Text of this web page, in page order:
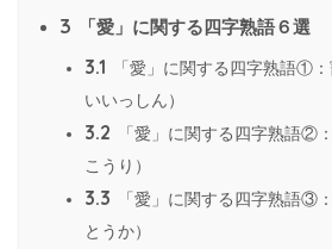
3 「愛」に関する四字熟語６選
3.1
「愛」に関する四字熟語①
いいっしん）
3.2
「愛」に関する四字熟語②
こうり）
3.3
「愛」に関する四字熟語③
とうか）